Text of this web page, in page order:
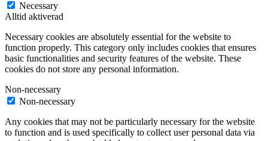
Necessary
Alltid aktiverad
Necessary cookies are absolutely essential for the website to
function properly. This category only includes cookies that ensures
basic functionalities and security features of the website. These
cookies do not store any personal information.
Non-necessary
Non-necessary
Any cookies that may not be particularly necessary for the website
to function and is used specifically to collect user personal data via